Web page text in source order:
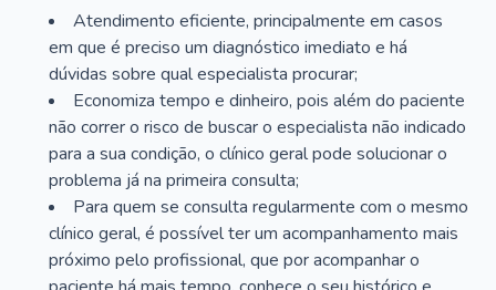
Atendimento eficiente, principalmente em casos
em que é preciso um diagnóstico imediato e há
dúvidas sobre qual especialista procurar;
Economiza tempo e dinheiro, pois além do paciente
não correr o risco de buscar o especialista não indicado
para a sua condição, o clínico geral pode solucionar o
problema já na primeira consulta;
Para quem se consulta regularmente com o mesmo
clínico geral, é possível ter um acompanhamento mais
próximo pelo profissional, que por acompanhar o